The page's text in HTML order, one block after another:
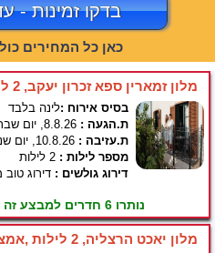
בדקו זמינות - עד 30%
כאן כל המחירים
מלון זמארין ספא זכרון יעקב, 2 לילות ,אמצ"ש
בסיס אירוח :לינה בלבד
ת.הגעה :
ת.עזיבה :
מספר לילות :
דירוג גולשים : דירוג טוב
נותרו 6 חדרים למבצע זה !
מלון יאכט הרצליה, 2 לילות ,אמצ"ש